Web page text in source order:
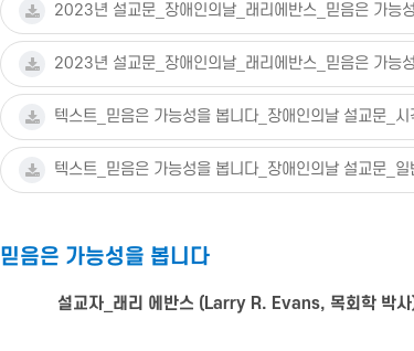
2023년 설교문_장애인의날_래리에반스_믿음은 가능
2023년 설교문_장애인의날_래리에반스_믿음은 가능
텍스트_믿음은 가능성을 봅니다_장애인의날 설교문_
텍스트_믿음은 가능성을 봅니다_장애인의날 설교문_
믿음은 가능성을 봅니다
설교자_래리 에반스 (Larry R. Evans, 목회학 박